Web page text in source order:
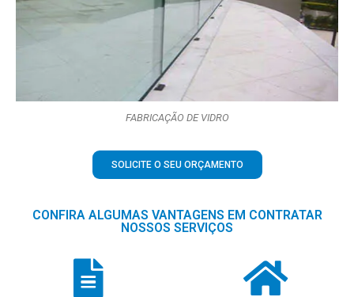
FABRICAÇÃO DE VIDRO
SOLICITE O SEU ORÇAMENTO
CONFIRA ALGUMAS VANTAGENS EM CONTRATAR
NOSSOS SERVIÇOS